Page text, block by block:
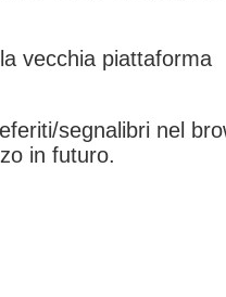
vecchia piattaforma
segnalibri nel
in futuro.